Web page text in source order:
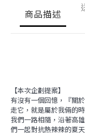
商品描述
【本次企劃提案】
有沒有一個回憶，『關
走它，就是屬於我倆的時
我們一路相隨，沿著高
們一起對抗熱辣辣的夏